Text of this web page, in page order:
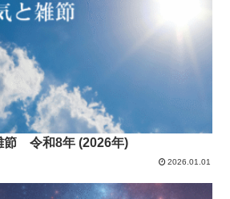
節 令和8年 (2026年)
2026.01.01